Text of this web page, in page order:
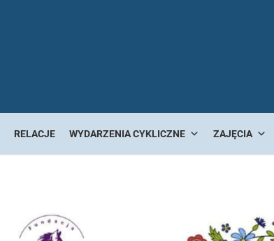
RELACJE WYDARZENIA CYKLICZNE ZAJĘCIA